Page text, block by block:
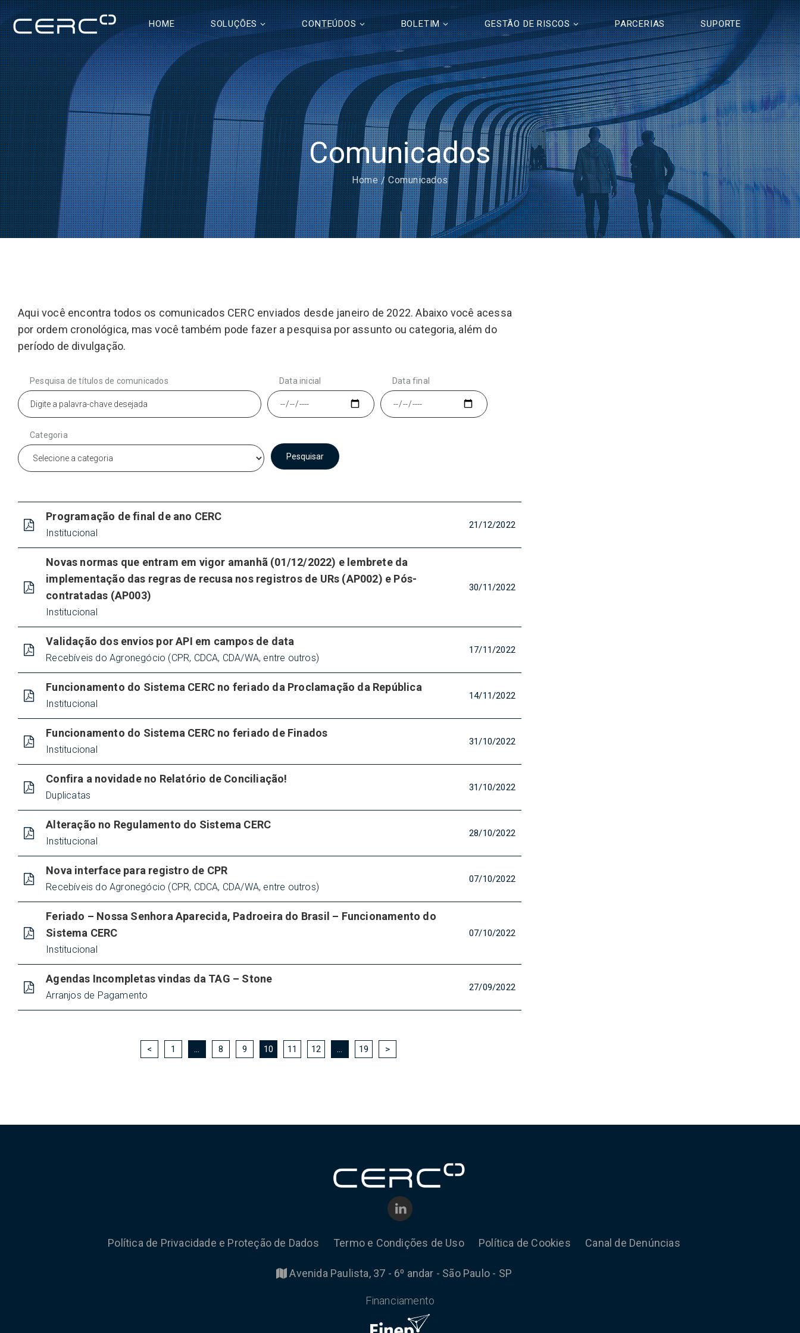
HOME SOLUÇÕES CONTEÚDOS BOLETIM GESTÃO DE RISCOS PARCERIAS SUPORTE
Comunicados
Home Comunicados
Aqui você encontra todos os comunicados CERC enviados desde janeiro de 2022. Abaixo você acessa
por ordem cronológica, mas você também pode fazer a pesquisa por assunto ou categoria, além do
período de divulgação.
Pesquisa de títulos de comunicados Data inicial Data final
Categoria
Programação de final de ano CERC
Institucional
21/12/2022
Novas normas que entram em vigor amanhã (01/12/2022) e lembrete da
implementação das regras de recusa nos registros de URs (AP002) e Pós-
contratadas (AP003)
Institucional
30/11/2022
Validação dos envios por API em campos de data
Recebíveis do Agronegócio (CPR, CDCA, CDA/WA, entre outros)
17/11/2022
Funcionamento do Sistema CERC no feriado da Proclamação da República
Institucional
14/11/2022
Funcionamento do Sistema CERC no feriado de Finados
Institucional
31/10/2022
Confira a novidade no Relatório de Conciliação!
Duplicatas
31/10/2022
Alteração no Regulamento do Sistema CERC
Institucional
28/10/2022
Nova interface para registro de CPR
Recebíveis do Agronegócio (CPR, CDCA, CDA/WA, entre outros)
07/10/2022
Feriado – Nossa Senhora Aparecida, Padroeira do Brasil – Funcionamento do
Sistema CERC
Institucional
07/10/2022
Agendas Incompletas vindas da TAG – Stone
Arranjos de Pagamento
27/09/2022
< 1 … 8 9 10 11 12 … 19 >
Política de Privacidade e Proteção de Dados Termo e Condições de Uso Política de Cookies Canal de Denúncias
Avenida Paulista, 37 - 6⁰ andar - São Paulo - SP
Financiamento